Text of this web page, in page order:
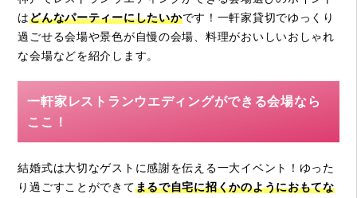
はどんなパーティーにしたいかです！一軒家貸切でゆっくり
過ごせる会場や景色が自慢の会場、料理がおいしいおしゃれ
な会場などを紹介します。
一軒家レストランウエディングができる会場なら
ここ！
結婚式は大切なゲストに感謝を伝える一大イベント！ゆった
り過ごすことができてまるで自宅に招くかのようにおもてな